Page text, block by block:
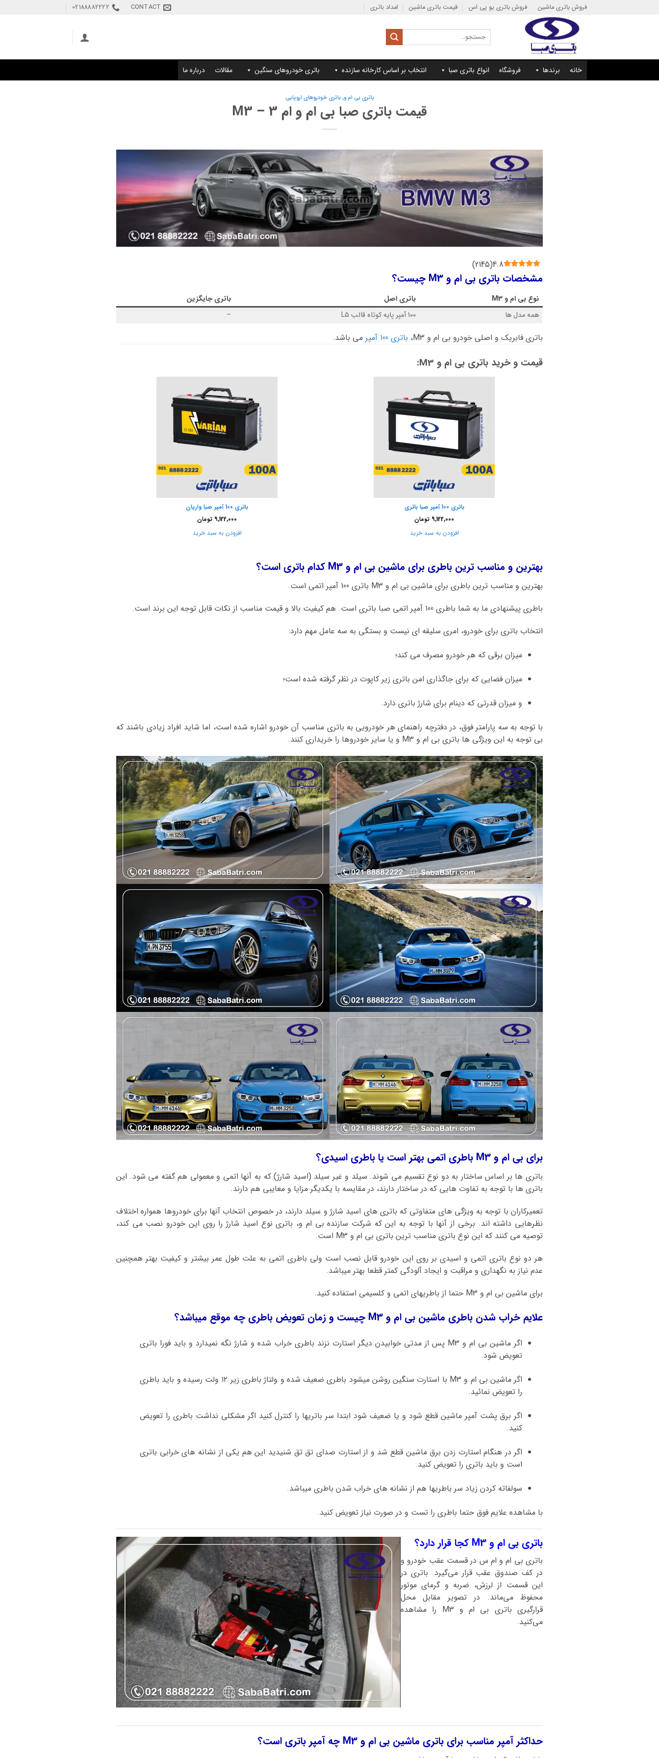
فروش باتری ماشین فروش باتری یو پی اس قیمت باتری ماشین امداد باتری CONTACT
02188882222
جستجو
برای:
خانه برندها فروشگاه انواع باتری صبا انتخاب بر اساس کارخانه سازنده باتری خودروهای سنگین مقالات درباره ما
باتری بی ام و,باتری خودروهای اروپایی
قیمت باتری صبا بی ام و ام 3 – M3
4.8
(
2145
)
مشخصات باتری بی ام و M3 چیست؟
نوع بی ام و M3 باتری اصل
باتری جایگزین
همه مدل ها
100 آمپر پایه کوتاه قالب L5 –
باتری فابریک و اصلی خودرو بی ام و M3، باتری 100 آمپر می باشد.
قیمت و خرید باتری بی ام و M3:
باتری 100 آمپر صبا باتری
9,122,000 تومان
افزودن به سبد خرید
باتری 100 آمپر صبا واریان
9,122,000 تومان
افزودن به سبد خرید
بهترین و مناسب ترین باطری برای ماشین بی ام و M3 کدام باتری است؟
بهترین و مناسب ترین باطری برای ماشین بی ام و M3 باتری 100 آمپر اتمی است.
باطری پیشنهادی ما به شما باطری 100 آمپر اتمی صبا باتری است. هم کیفیت بالا و قیمت مناسب از نکات قابل توجه این برند است.
انتخاب باتری برای خودرو، امری سلیقه ای نیست و بستگی به سه عامل مهم دارد:
میزان برقی که هر خودرو مصرف می کند؛
میزان فضایی که برای جاگذاری امن باتری زیر کاپوت در نظر گرفته شده است؛
و میزان قدرتی که دینام برای شارژ باتری دارد.
با توجه به سه پارامتر فوق، در دفترچه راهنمای هر خودرویی به باتری مناسب آن خودرو اشاره شده است، اما شاید افراد زیادی باشند که
بی توجه به این ویژگی ها باتری بی ام و M3 و یا سایر خودروها را خریداری کنند.
برای بی ام و M3 باطری اتمی بهتر است یا باطری اسیدی؟
باتری ها بر اساس ساختار به دو نوع تقسیم می شوند. سیلد و غیر سیلد (اسید شارژ) که به آنها اتمی و معمولی هم گفته می شود. این
باتری ها با توجه به تفاوت هایی که در ساختار دارند، در مقایسه با یکدیگر مزایا و معایبی هم دارند.
تعمیرکاران با توجه به ویژگی های متفاوتی که باتری های اسید شارژ و سیلد دارند، در خصوص انتخاب آنها برای خودروها همواره اختلاف
نظرهایی داشته اند. برخی از آنها با توجه به این که شرکت سازنده بی ام و، باتری نوع اسید شارژ را روی این خودرو نصب می کند،
توصیه می کنند که این نوع باتری مناسب ترین باتری بی ام و M3 است.
هر دو نوع باتری اتمی و اسیدی بر روی این خودرو قابل نصب است ولی باطری اتمی به علت طول عمر بیشتر و کیفیت بهتر همچنین
عدم نیاز به نگهداری و مراقبت و ایجاد آلودگی کمتر قطعا بهتر میباشد.
برای ماشین بی ام و M3 حتما از باطریهای اتمی و کلسیمی استفاده کنید.
علایم خراب شدن باطری ماشین بی ام و M3 چیست و زمان تعویض باطری چه موقع میباشد؟
اگر ماشین بی ام و M3 پس از مدتی خوابیدن دیگر استارت نزند باطری خراب شده و شارژ نگه نمیدارد و باید فورا باتری
تعویض شود.
اگر ماشین بی ام و M3 با استارت سنگین روشن میشود باطری ضعیف شده و ولتاژ باطری زیر ۱۲ ولت رسیده و باید باطری
را تعویض نمائید.
اگر برق پشت آمپر ماشین قطع شود و یا ضعیف شود ابتدا سر باتریها را کنترل کنید اگر مشکلی نداشت باطری را تعویض
کنید.
اگر در هنگام استارت زدن برق ماشین قطع شد و از استارت صدای تق تق شنیدید این هم یکی از نشانه های خرابی باتری
است و باید باتری را تعویض کنید.
سولفاته کردن زیاد سر باطریها هم از نشانه های خراب شدن باطری میباشد.
با مشاهده علایم فوق حتما باطری را تست و در صورت نیاز تعویض کنید.
باتری بی ام و M3 کجا قرار دارد؟
باتری بی ام و ام س در قسمت عقب خودرو و
در کف صندوق عقب قرار می‌گیرد. باتری در
این قسمت از لرزش، ضربه و گرمای موتور
محفوظ می‌ماند. در تصویر مقابل محل
قرارگیری باتری بی ام و M3 را مشاهده
می‌کنید.
حداکثر آمپر مناسب برای باتری ماشین بی ام و M3 چه آمپر باتری است؟